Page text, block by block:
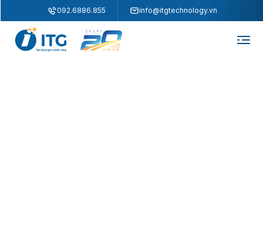
092.6886.855 info@itgtechnology.vn